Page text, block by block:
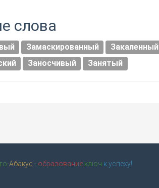
слова
Замаскированный Закаленный
Заносчивый Занятый
-Абакус - образование ключ к успеху!